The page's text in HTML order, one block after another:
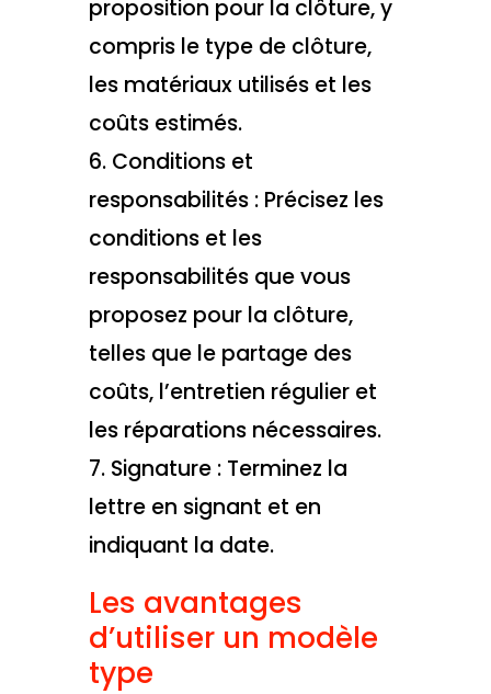
proposition pour la clôture, y
compris le type de clôture,
les matériaux utilisés et les
coûts estimés.
6. Conditions et
responsabilités : Précisez les
conditions et les
responsabilités que vous
proposez pour la clôture,
telles que le partage des
coûts, l’entretien régulier et
les réparations nécessaires.
7. Signature : Terminez la
lettre en signant et en
indiquant la date.
Les avantages
d’utiliser un modèle
type